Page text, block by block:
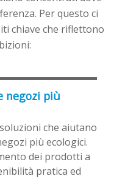
Per questo ci
chiave che riflettono
negozi più
che aiutano
più ecologici.
dei prodotti a
pratica ed